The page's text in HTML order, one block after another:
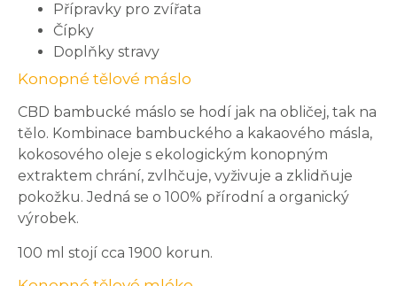
Přípravky pro zvířata
Čípky
Doplňky stravy
Konopné tělové máslo
CBD bambucké máslo se hodí jak na obličej, tak na
tělo. Kombinace bambuckého a kakaového másla,
kokosového oleje s ekologickým konopným
extraktem chrání, zvlhčuje, vyživuje a zklidňuje
pokožku. Jedná se o 100% přírodní a organický
výrobek.
100 ml stojí cca 1900 korun.